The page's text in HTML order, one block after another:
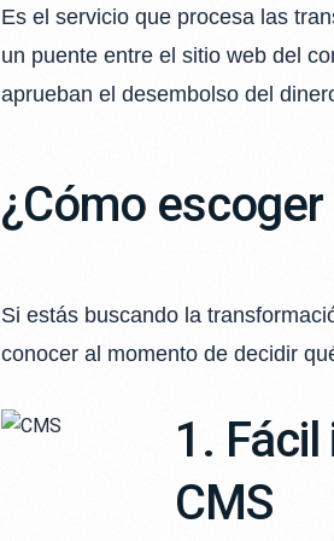
Es el servicio que procesa las
un puente entre el sitio web del
aprueban el desembolso del
¿Cómo
Si estás buscando la
conocer al momento de decidir
1.
CMS